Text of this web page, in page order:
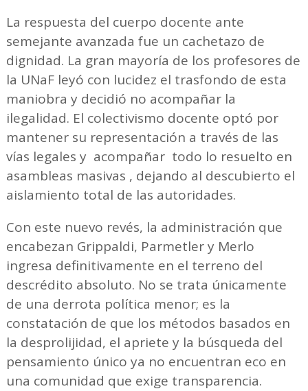
La respuesta del cuerpo docente ante
semejante avanzada fue un cachetazo de
dignidad. La gran mayoría de los profesores de
la UNaF leyó con lucidez el trasfondo de esta
maniobra y decidió no acompañar la
ilegalidad. El colectivismo docente optó por
mantener su representación a través de las
vías legales y acompañar todo lo resuelto en
asambleas masivas , dejando al descubierto el
aislamiento total de las autoridades.
Con este nuevo revés, la administración que
encabezan Grippaldi, Parmetler y Merlo
ingresa definitivamente en el terreno del
descrédito absoluto. No se trata únicamente
de una derrota política menor; es la
constatación de que los métodos basados en
la desprolijidad, el apriete y la búsqueda del
pensamiento único ya no encuentran eco en
una comunidad que exige transparencia.